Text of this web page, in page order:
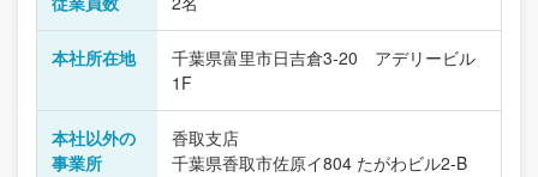
本社所在地
千葉県富里市日吉倉3-20 アデリービル
1F
本社以外の
事業所
香取支店
千葉県香取市佐原イ804 たがわビル2-B